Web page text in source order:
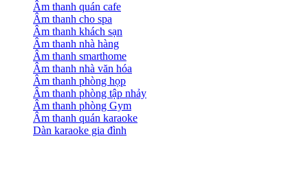
Âm thanh quán cafe
Âm thanh cho spa
Âm thanh khách sạn
Âm thanh nhà hàng
Âm thanh smarthome
Âm thanh nhà văn hóa
Âm thanh phòng họp
Âm thanh phòng tập nhảy
Âm thanh phòng Gym
Âm thanh quán karaoke
Dàn karaoke gia đình